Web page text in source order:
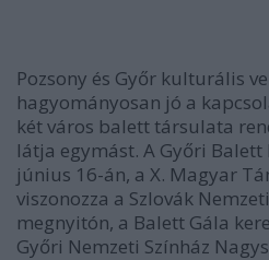
Pozsony és Győr kulturális
hagyományosan jó a
két város balett társulata
látja egymást. A Győri
június 16-án, a X. Magyar
viszonozza a Szlovák
megnyitón, a Balett Gála
Győri Nemzeti Színház